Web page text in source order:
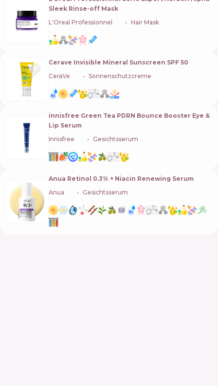
Sleek Rinse-off Mask
L'Oreal Professionnel
Hair Mask
Cerave Invisible Mineral Sunscreen SPF 50
CeraVe
Sonnenschutzcreme
innisfree Green Tea PDRN Bounce Booster Eye &
Lip Serum
Innisfree
Gesichtsserum
Anua Retinol 0.3% + Niacin Renewing Serum
Anua
Gesichtsserum